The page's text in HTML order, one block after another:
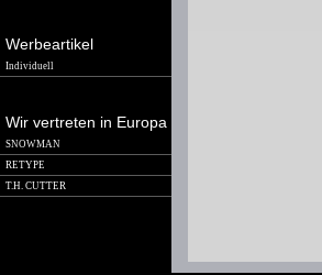
Werbeartikel
Individuell
Wir vertreten in Europa
SNOWMAN
RETYPE
T.H. CUTTER